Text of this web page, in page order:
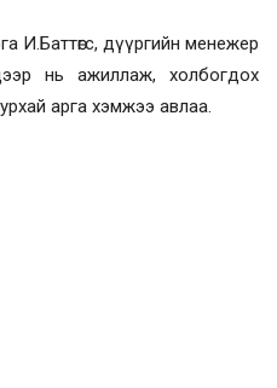
И.Баттөгс, дүүргийн менежер
нь ажиллаж, холбогдох
арга хэмжээ авлаа.